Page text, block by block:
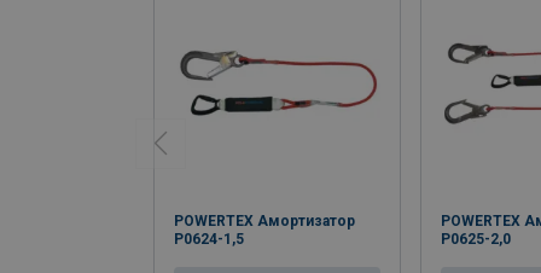
POWERTEX Амортизатор
P0624-1,5
POWERTEX
P0625-2,0